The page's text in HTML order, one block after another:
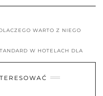
WARTO Z NIEGO
W HOTELACH DLA